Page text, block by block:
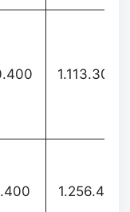
1.113.300
1.256.400